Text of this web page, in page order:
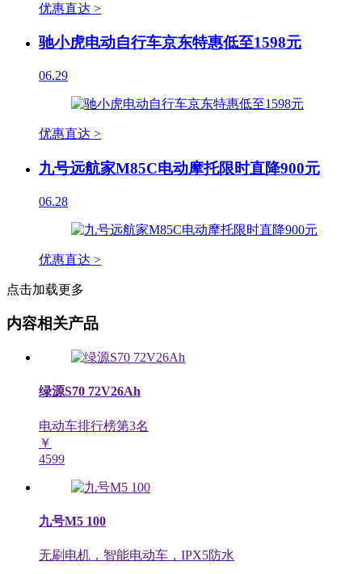
优惠直达 >
驰小虎电动自行车京东特惠低至1598元
06.29
优惠直达 >
九号远航家M85C电动摩托限时直降900元
06.28
优惠直达 >
点击加载更多
内容相关产品
绿源S70 72V26Ah
电动车排行榜第3名
￥
4599
九号M5 100
无刷电机，智能电动车，IPX5防水